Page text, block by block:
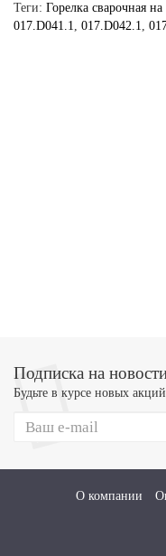
Теги: Горелка сварочная
017.D041.1, 017.D042.1,
Подписка на
Будьте в курсе новых
О компании